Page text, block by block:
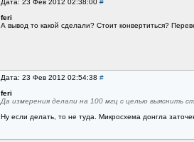
Дата: 23 Фев 2012 02:38:00 #
feri
А вывод то какой сделали? Стоит конвертиться?
Дата: 23 Фев 2012 02:54:38 #
feri
Да измерения делали на 100 мгц с целью выяснить
Ну если делать, то не туда. Микросхема донгла